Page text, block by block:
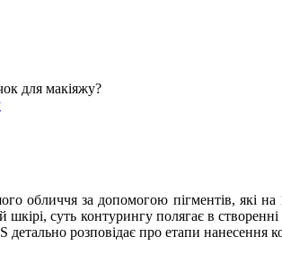
для макіяжу?
обличчя за допомогою пігментів, які
суть контурингу полягає в
розповідає про етапи нанесення